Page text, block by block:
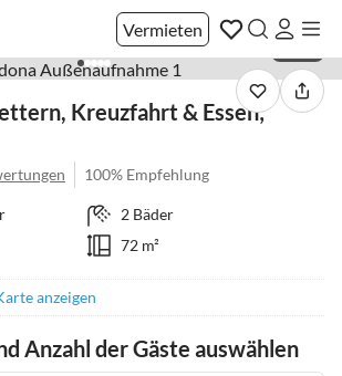
Vermieten
Kreuzfahrt & Essen;
100% Empfehlung
2 Bäder
72 m²
anzeigen
Anzahl der Gäste auswählen